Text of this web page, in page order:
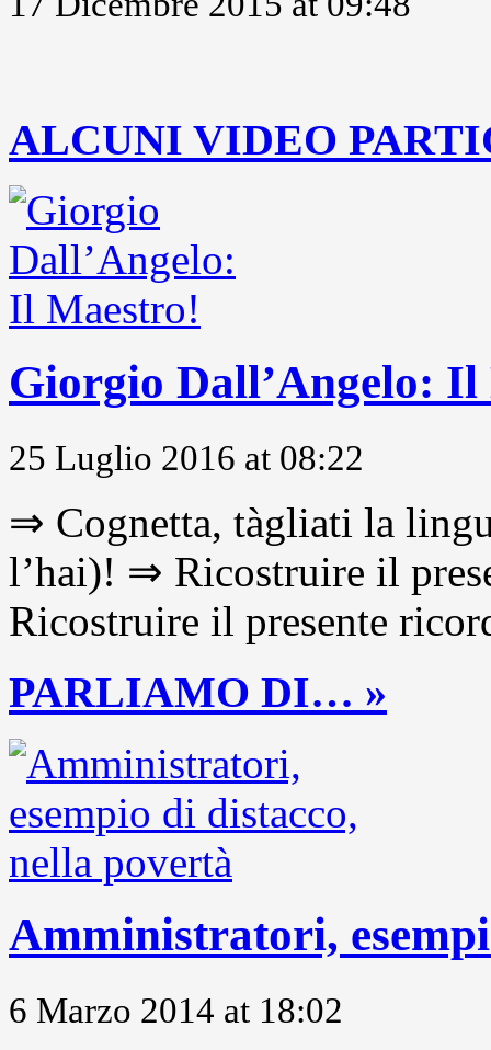
ALCUNI VIDEO
Giorgio Dall’Angelo:
25 Luglio 2016 at 08:22
⇒ Cognetta, tàgliati la
l’hai)! ⇒ Ricostruire il
Ricostruire il presente
PARLIAMO DI… »
Amministratori,
6 Marzo 2014 at 18:02